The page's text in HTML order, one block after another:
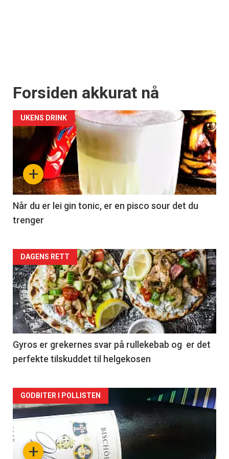
Forsiden akkurat nå
+
UKENS DRINK
Når du er lei gin tonic, er en pisco sour det du
trenger
Forsiden
akkurat
nå
-
2
DAGENS RETT
Gyros er grekernes svar på rullekebab og er det
perfekte tilskuddet til helgekosen
Forsiden
akkurat
nå+
GODBITER I POLLISTEN